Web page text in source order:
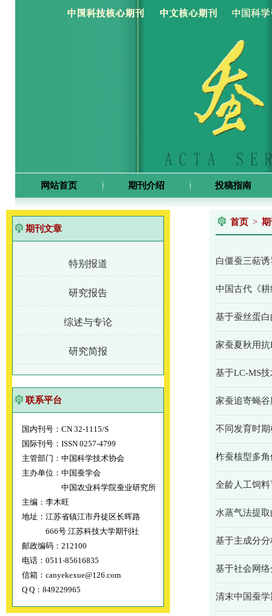
网站首页 期刊介绍 投稿指南
期刊文章
特别报道
研究报告
综述与专论
研究简报
联系平台
国内刊号：CN 32-1115/S
国际刊号：ISSN 0257-4799
主管部门：中国科学技术协会
主办单位：中国蚕学会
中国农业科学院蚕业研究所
主编：李木旺
地址：江苏省镇江市丹徒区长晖路
666号 江苏科技大学期刊社
邮政编码：212100
电话：0511-85616835
信箱：canyekexue@126.com
Q Q：849229965
首页 >
白僵蚕三萜
中国古代《
基于蚕丝蛋
家蚕夏秋用
基于LC-MS
家蚕追寄蝇
不同发育时
柞蚕核型多
全龄人工饲
水蒸气法提
基于主成分
基于社会网
清末中国蚕